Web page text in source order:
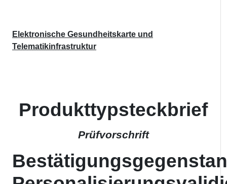
Elektronische Gesundheitskarte und
Telematikinfrastruktur
Produkttypsteckbrief
Prüfvorschrift